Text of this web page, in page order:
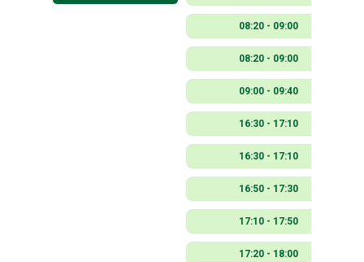
08:20 - 09:00
08:20 - 09:00
09:00 - 09:40
16:30 - 17:10
16:30 - 17:10
16:50 - 17:30
17:10 - 17:50
17:20 - 18:00